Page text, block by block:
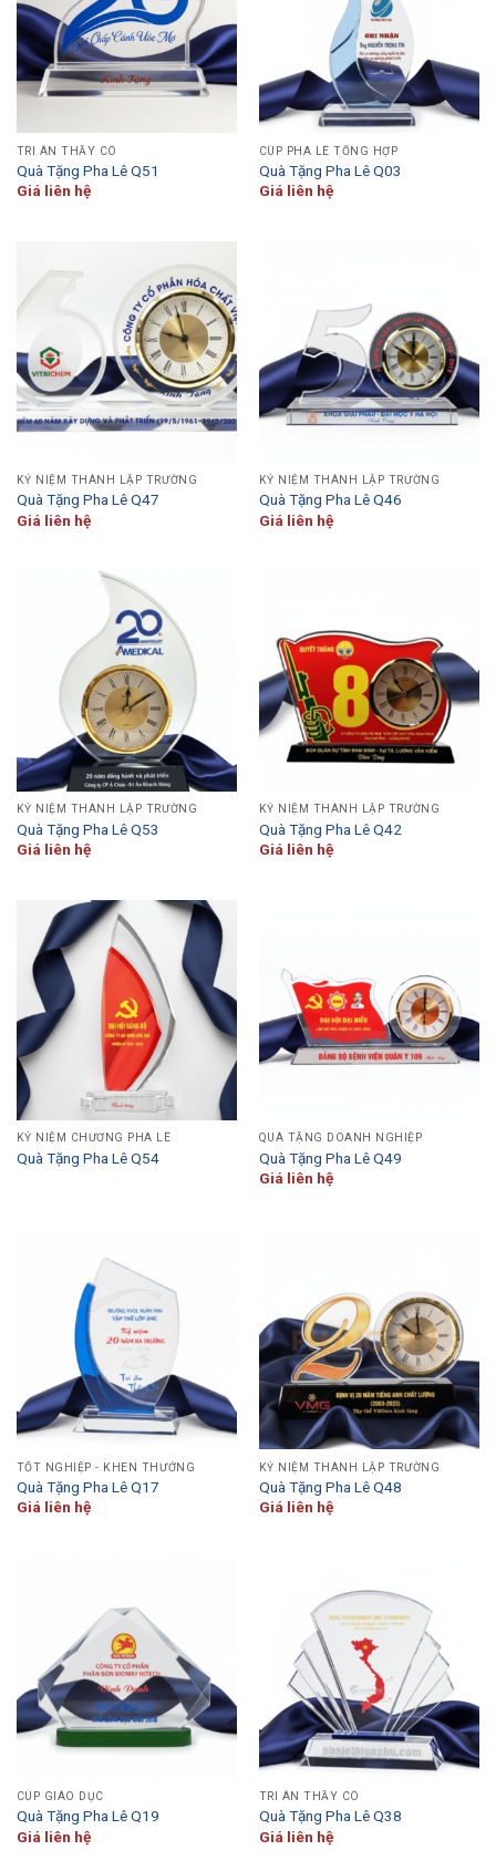
TRI ÂN THẦY CÔ
Quà Tặng Pha Lê Q51
Giá liên hệ
CÚP PHA LÊ TỔNG HỢP
Quà Tặng Pha Lê Q03
Giá liên hệ
KỶ NIỆM THÀNH LẬP TRƯỜNG
Quà Tặng Pha Lê Q47
Giá liên hệ
KỶ NIỆM THÀNH LẬP TRƯỜNG
Quà Tặng Pha Lê Q46
Giá liên hệ
KỶ NIỆM THÀNH LẬP TRƯỜNG
Quà Tặng Pha Lê Q53
Giá liên hệ
KỶ NIỆM THÀNH LẬP TRƯỜNG
Quà Tặng Pha Lê Q42
Giá liên hệ
KỶ NIỆM CHƯƠNG PHA LÊ
Quà Tặng Pha Lê Q54
QUÀ TẶNG DOANH NGHIỆP
Quà Tặng Pha Lê Q49
Giá liên hệ
TỐT NGHIỆP - KHEN THƯỞNG
Quà Tặng Pha Lê Q17
Giá liên hệ
KỶ NIỆM THÀNH LẬP TRƯỜNG
Quà Tặng Pha Lê Q48
Giá liên hệ
CÚP GIÁO DỤC
Quà Tặng Pha Lê Q19
Giá liên hệ
TRI ÂN THẦY CÔ
Quà Tặng Pha Lê Q38
Giá liên hệ